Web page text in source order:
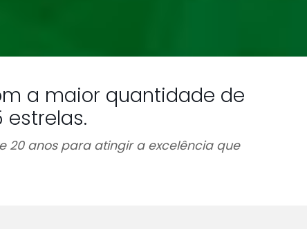
a maior quantidade de
estrelas.
20 anos para atingir a excelência que